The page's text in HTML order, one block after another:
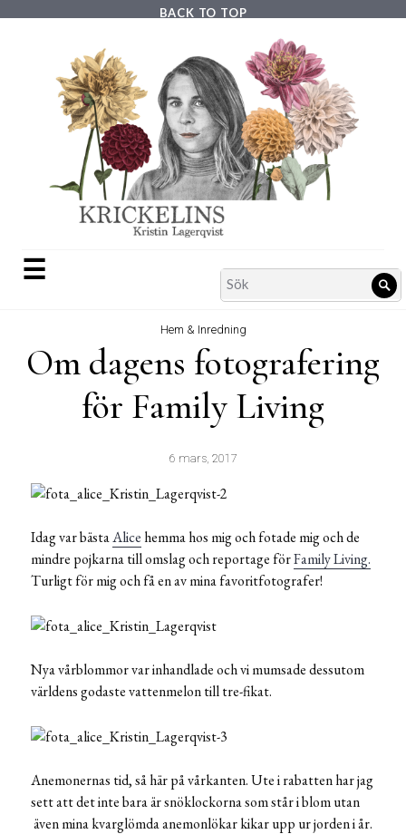
☰
Search
for:
Hem & Inredning
Om dagens fotografering
för Family Living
6 mars, 2017
Idag var bästaAlice hemma hos mig och fotade mig och de
mindre pojkarna till omslag och reportage förFamily Living.
Turligt för mig och få en av mina favoritfotografer!
Nya vårblommor var inhandlade och vi mumsade dessutom
världens godaste vattenmelon till tre-fikat.
Anemonernas tid, så här på vårkanten. Ute i rabatten har jag
sett att det inte bara är snöklockorna som står i blom utan
även mina kvarglömda anemonlökar kikar upp ur jorden i år.
BACK TO TOP